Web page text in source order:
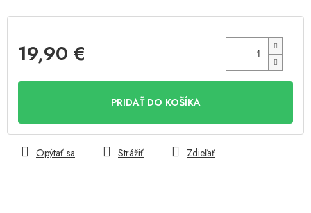
19,90 €
PRIDAŤ DO KOŠÍKA
Opýtať sa Strážiť Zdieľať